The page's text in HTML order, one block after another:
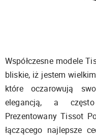
Współczesne modele
bliskie, iż jestem
które oczarowują
elegancją, a
Prezentowany Tissot
łączącego najlepsze